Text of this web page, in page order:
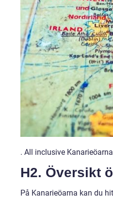
. All inclusive
H2. Översikt
På Kanarieöarna kan du